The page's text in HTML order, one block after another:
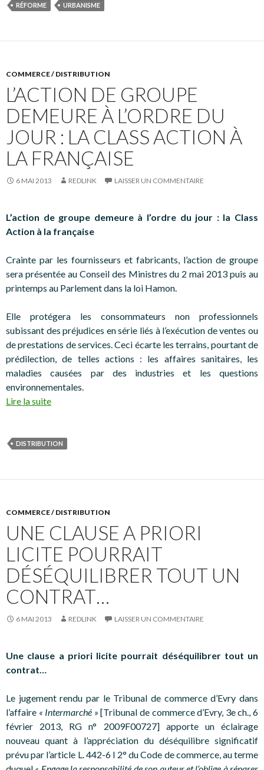
RÉFORME
URBANISME
COMMERCE / DISTRIBUTION
L’ACTION DE GROUPE
DEMEURE À L’ORDRE DU
JOUR : LA CLASS ACTION À
LA FRANÇAISE
6 MAI 2013 REDLINK LAISSER UN COMMENTAIRE
L’action de groupe demeure à l’ordre du jour : la Class
Action à la française
Crainte par les fournisseurs et fabricants, l’action de groupe
sera présentée au Conseil des Ministres du 2 mai 2013 puis au
printemps au Parlement dans la loi Hamon.
Elle protégera les consommateurs non professionnels
subissant des préjudices en série liés à l’exécution de ventes ou
de prestations de services. Ceci écarte les terrains, pourtant de
prédilection, de telles actions : les affaires sanitaires, les
maladies causées par des industries et les questions
environnementales.
Lire la suite
DISTRIBUTION
COMMERCE / DISTRIBUTION
UNE CLAUSE A PRIORI
LICITE POURRAIT
DÉSÉQUILIBRER TOUT UN
CONTRAT…
6 MAI 2013 REDLINK LAISSER UN COMMENTAIRE
Une clause a priori licite pourrait déséquilibrer tout un
contrat…
Le jugement rendu par le Tribunal de commerce d’Evry dans
l’affaire « Intermarché » [Tribunal de commerce d’Evry, 3e ch., 6
février 2013, RG n° 2009F00727] apporte un éclairage
nouveau quant à l’appréciation du déséquilibre significatif
prévu par l’article L. 442-6 I 2° du Code de commerce, au terme